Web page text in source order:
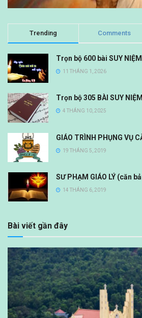
Trending Comments
Trọn bộ 600 bài SUY
11 THÁNG 1, 2026
Trọn bộ 305 BÀI SUY
4 THÁNG 10, 2025
GIÁO TRÌNH PHỤNG VỤ
19 THÁNG 5, 2019
SƯ PHẠM GIÁO LÝ (căn
14 THÁNG 6, 2019
Bài viết gần đây